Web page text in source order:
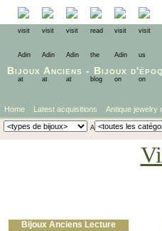
Bijoux Anciens - Bijoux
Home Latest acquisitions Antique jewelry
Bijoux Anciens Lecture